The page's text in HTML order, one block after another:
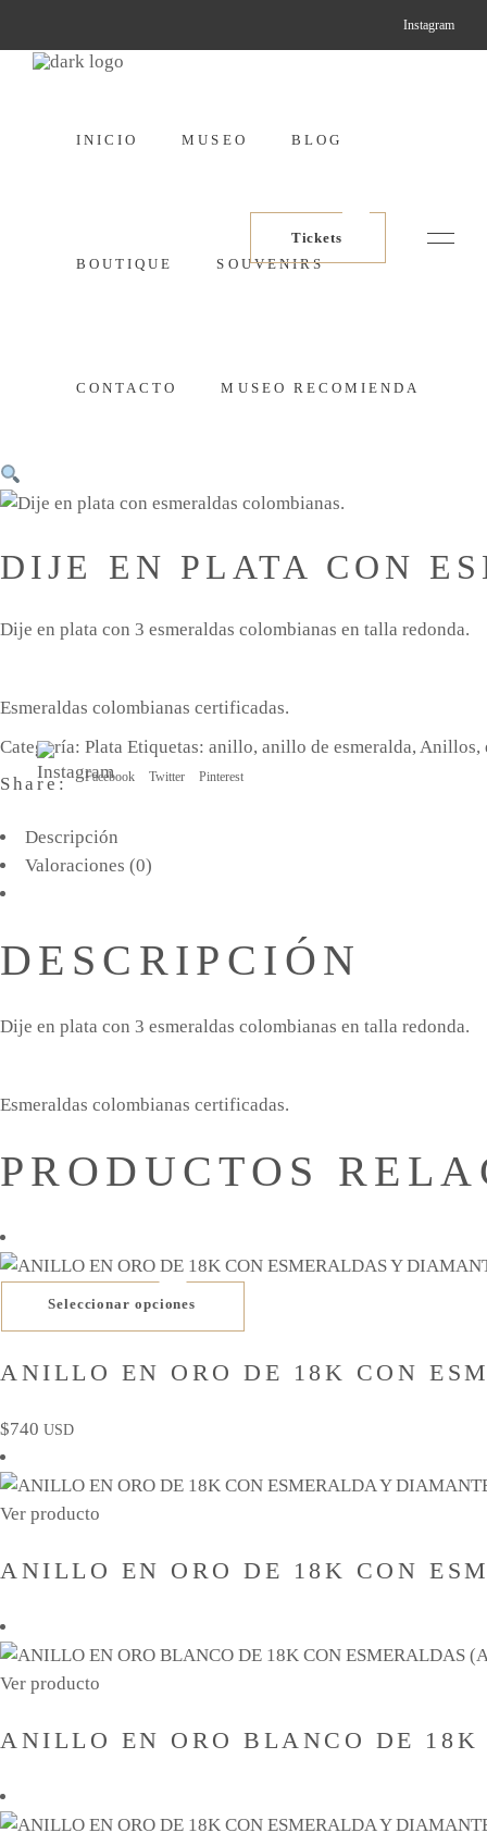
Instagram
INICIO MUSEO BLOG
BOUTIQUE SOUVENIRS
CONTACTO MUSEO RECOMIENDA
Tickets
DIJE EN PLATA CON
Dije en plata con 3 esmeraldas colombianas en talla redonda.
Esmeraldas colombianas certificadas.
Categoría: Plata Etiquetas: anillo, anillo de esmeralda, Anillos,
Share:
Facebook Twitter Pinterest
Descripción
Valoraciones (0)
DESCRIPCIÓN
Dije en plata con 3 esmeraldas colombianas en talla redonda.
Esmeraldas colombianas certificadas.
PRODUCTOS
Seleccionar opciones
múltiples
se
en
de
ANILLO EN ORO DE 18K CON
$740 USD
Ver producto
ANILLO EN ORO DE 18K CON
Ver producto
ANILLO EN ORO BLANCO DE